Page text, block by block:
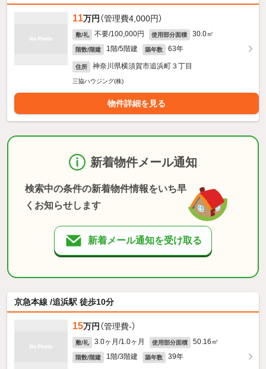
11万円 （管理費4,000円）
敷/礼 不要/100,000円 使用部分面積 30.0㎡
階数/階建 1階/5階建 築年数 63年
住所 神奈川県横須賀市追浜町３丁目
三協ハウジング(株)
物件詳細を見る
新着物件メール通知
検索中の条件の新着物件情報をいち早
くお知らせします
新着メール通知を受け取る
京急本線 /追浜駅 徒歩10分
15万円 （管理費-）
敷/礼 3.0ヶ月/1.0ヶ月 使用部分面積 50.16㎡
階数/階建 1階/3階建 築年数 39年